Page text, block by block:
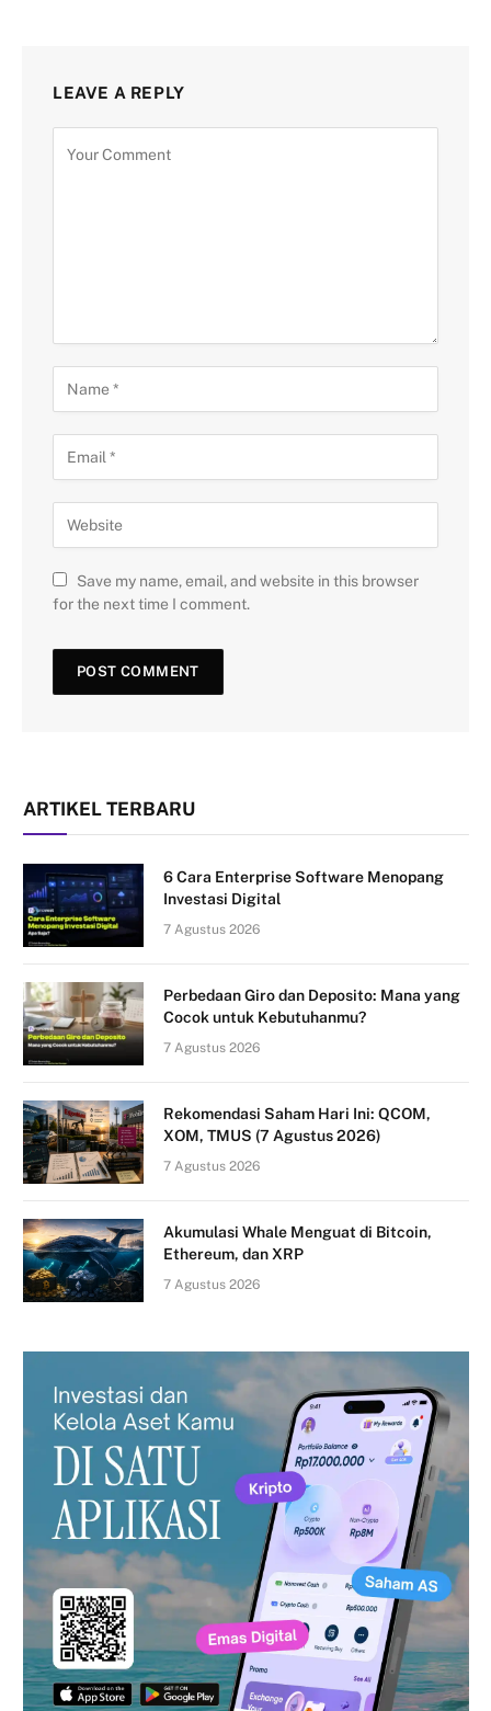
LEAVE A REPLY
Save my name, email, and website in this browser
for the next time I comment.
ARTIKEL TERBARU
6 Cara Enterprise Software Menopang
Investasi Digital
7 Agustus 2026
Perbedaan Giro dan Deposito: Mana yang
Cocok untuk Kebutuhanmu?
7 Agustus 2026
Rekomendasi Saham Hari Ini: QCOM,
XOM, TMUS (7 Agustus 2026)
7 Agustus 2026
Akumulasi Whale Menguat di Bitcoin,
Ethereum, dan XRP
7 Agustus 2026